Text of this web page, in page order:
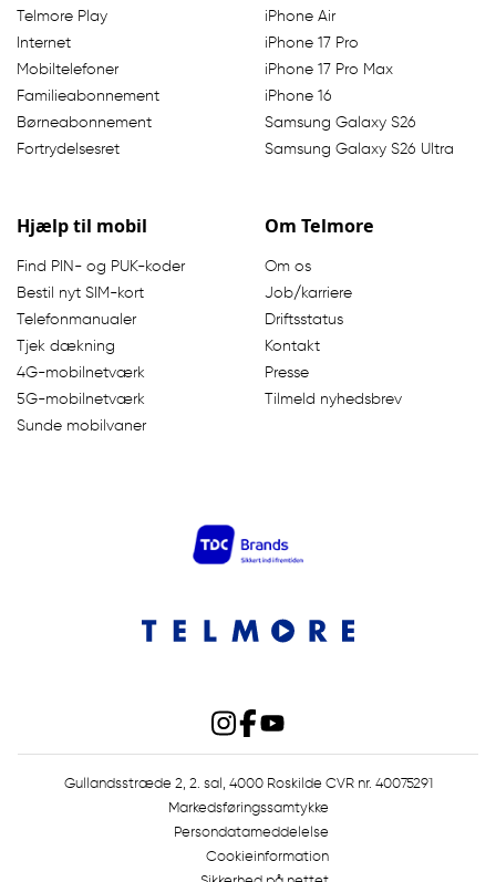
Telmore Play
Internet
Mobiltelefoner
Familieabonnement
Børneabonnement
Fortrydelsesret
iPhone Air
iPhone 17 Pro
iPhone 17 Pro Max
iPhone 16
Samsung Galaxy S26
Samsung Galaxy S26 Ultra
Hjælp til mobil
Find PIN- og PUK-koder
Bestil nyt SIM-kort
Telefonmanualer
Tjek dækning
4G-mobilnetværk
5G-mobilnetværk
Sunde mobilvaner
Om Telmore
Om os
Job/karriere
Driftsstatus
Kontakt
Presse
Tilmeld nyhedsbrev
Gullandsstræde 2, 2. sal, 4000 Roskilde CVR nr. 40075291
Markedsføringssamtykke
Persondatameddelelse
Cookieinformation